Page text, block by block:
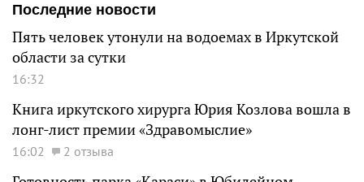
Последние новости
Пять человек утонули на водоемах в Иркутской
области за сутки
16:32
Книга иркутского хирурга Юрия Козлова вошла в
лонг-лист премии «Здравомыслие»
16:02 2 отзыва